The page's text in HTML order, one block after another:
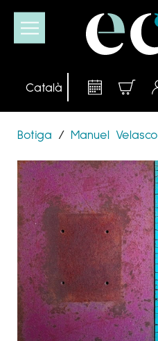
Botiga / Manuel Velasco